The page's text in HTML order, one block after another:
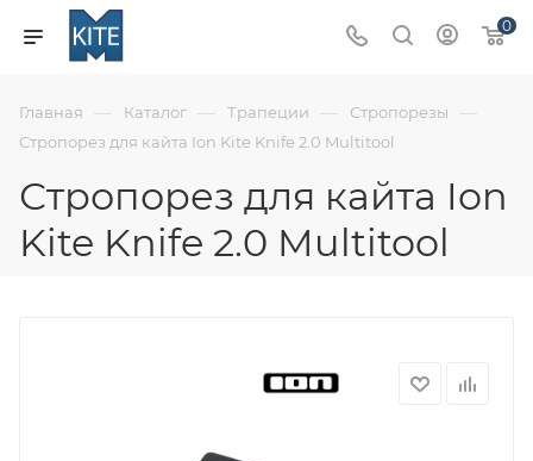
0
Главная — Каталог — Трапеции — Стропорезы —
Стропорез для кайта Ion Kite Knife 2.0 Multitool
Стропорез для кайта Ion
Kite Knife 2.0 Multitool